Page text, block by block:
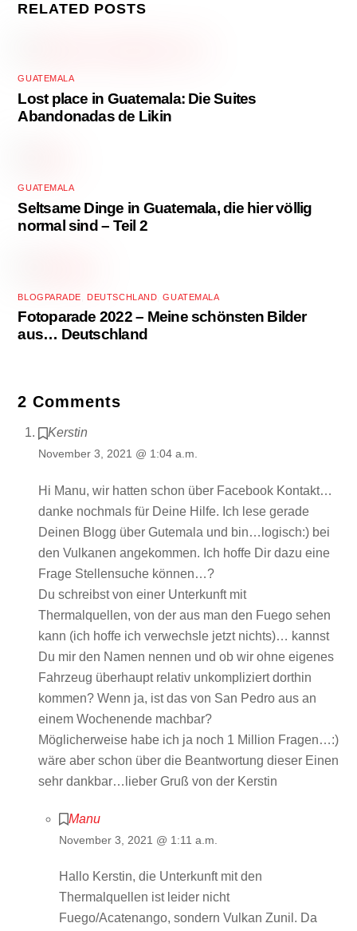
RELATED POSTS
GUATEMALA
Lost place in Guatemala: Die Suites
Abandonadas de Likin
GUATEMALA
Seltsame Dinge in Guatemala, die hier völlig
normal sind – Teil 2
BLOGPARADE DEUTSCHLAND ,GUATEMALA
Fotoparade 2022 – Meine schönsten Bilder
aus… Deutschland
2 Comments
Kerstin
November 3, 2021 @ 1:04 a.m.
Hi Manu, wir hatten schon über Facebook Kontakt…
danke nochmals für Deine Hilfe. Ich lese gerade
Deinen Blogg über Gutemala und bin…logisch:) bei
den Vulkanen angekommen. Ich hoffe Dir dazu eine
Frage Stellensuche können…?
Du schreibst von einer Unterkunft mit
Thermalquellen, von der aus man den Fuego sehen
kann (ich hoffe ich verwechsle jetzt nichts)… kannst
Du mir den Namen nennen und ob wir ohne eigenes
Fahrzeug überhaupt relativ unkompliziert dorthin
kommen? Wenn ja, ist das von San Pedro aus an
einem Wochenende machbar?
Möglicherweise habe ich ja noch 1 Million Fragen…:)
wäre aber schon über die Beantwortung dieser Einen
sehr dankbar…lieber Gruß von der Kerstin
Manu
November 3, 2021 @ 1:11 a.m.
Hallo Kerstin, die Unterkunft mit den
Thermalquellen ist leider nicht
Fuego/Acatenango, sondern Vulkan Zunil. Da